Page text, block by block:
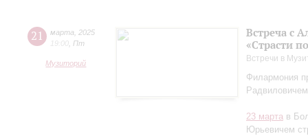
21 марта
2025
19:00 Пт
Музиторий
Встреча с
«Страсти
Встречи в
Филармония
23 марта в
Юрьевичем